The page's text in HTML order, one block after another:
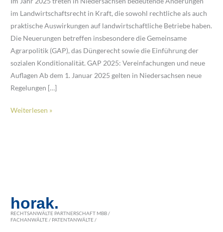
im Landwirtschaftsrecht in Kraft, die sowohl rechtliche als auch
praktische Auswirkungen auf landwirtschaftliche Betriebe haben.
Die Neuerungen betreffen insbesondere die Gemeinsame
Agrarpolitik (GAP), das Düngerecht sowie die Einführung der
sozialen Konditionalität. GAP 2025: Vereinfachungen und neue
Auflagen Ab dem 1. Januar 2025 gelten in Niedersachsen neue
Regelungen […]
Änderungen
Weiterlesen »
horak.
RECHTSANWÄLTE PARTNERSCHAFT MBB /
FACHANWÄLTE / PATENTANWÄLTE /